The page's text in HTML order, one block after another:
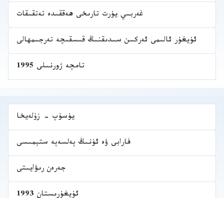
غەربىي يۇرت تارىخى ھەققىدە تەتقىقات
ئۇيغۇر ئالىمى ئەركىن سىدىقنىڭ قىسقىچە تەرجىمھالى
تامچە ژورنىلى 1995
يۇسۇپ - زۇلەيخا
فارابى ۋە ئۇنىڭ پەلسەپە ستېمىسى
جەرەن رىۋايىتى
ئۇيغۇرىستان 1993